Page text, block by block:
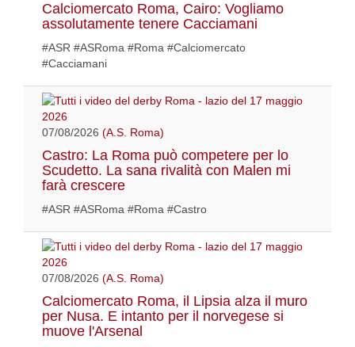
Calciomercato Roma, Cairo: Vogliamo
assolutamente tenere Cacciamani
#ASR #ASRoma #Roma #Calciomercato
#Cacciamani
07/08/2026 (A.S. Roma)
Castro: La Roma può competere per lo
Scudetto. La sana rivalità con Malen mi
farà crescere
#ASR #ASRoma #Roma #Castro
07/08/2026 (A.S. Roma)
Calciomercato Roma, il Lipsia alza il muro
per Nusa. E intanto per il norvegese si
muove l'Arsenal